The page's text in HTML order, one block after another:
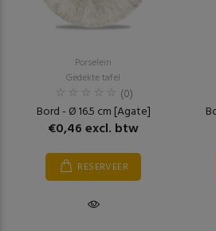
Porselein
Gedekte tafel
(0)
Bord - Ø 16.5 cm [Agate]
€0,46 excl. btw
RESERVEER